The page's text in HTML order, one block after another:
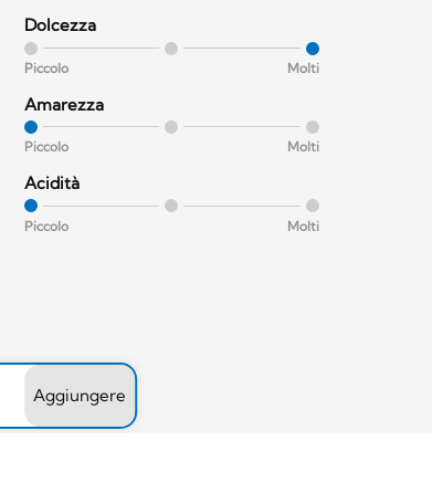
Dolcezza
Piccolo Molti
Amarezza
Piccolo Molti
Acidità
Piccolo Molti
Aggiungere